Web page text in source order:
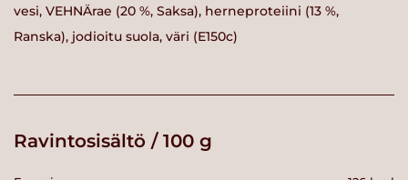
vesi, VEHNÄrae (20 %, Saksa), herneproteiini (13 %,
Ranska), jodioitu suola, väri (E150c)
Ravintosisältö / 100 g